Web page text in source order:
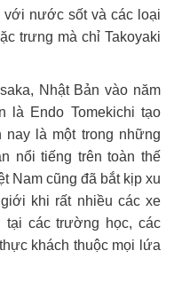
với nước sốt và các loại
trưng mà chỉ Takoyaki
Nhật Bản vào năm
là Endo Tomekichi tạo
nay là một trong những
nổi tiếng trên toàn thế
Nam cũng đã bắt kịp xu
khi rất nhiều các xe
tại các trường học, các
khách thuộc mọi lứa